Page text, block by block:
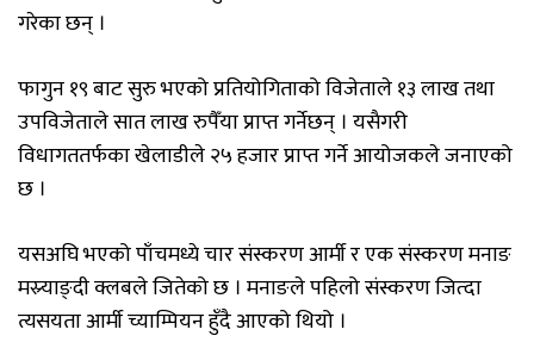
गरेका छन् ।
फागुन १९ बाट सुरु भएको प्रतियोगिताको विजेताले १३ लाख तथा
उपविजेताले सात लाख रुपैँया प्राप्त गर्नेछन् । यसैगरी
विधागततर्फका खेलाडीले २५ हजार प्राप्त गर्ने आयोजकले जनाएको
छ ।
यसअघि भएको पाँचमध्ये चार संस्करण आर्मी र एक संस्करण मनाङ
मस्र्याङ्दी क्लबले जितेको छ । मनाङले पहिलो संस्करण जित्दा
त्यसयता आर्मी च्याम्पियन हुँदै आएको थियो ।